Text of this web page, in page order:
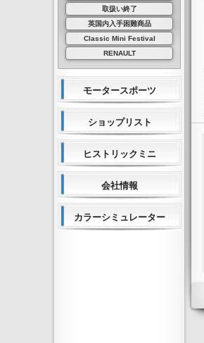
取扱い終了
英国内入手困難商品
Classic Mini Festival
RENAULT
モータースポーツ
ショップリスト
ヒストリックミニ
会社情報
カラーシミュレーター